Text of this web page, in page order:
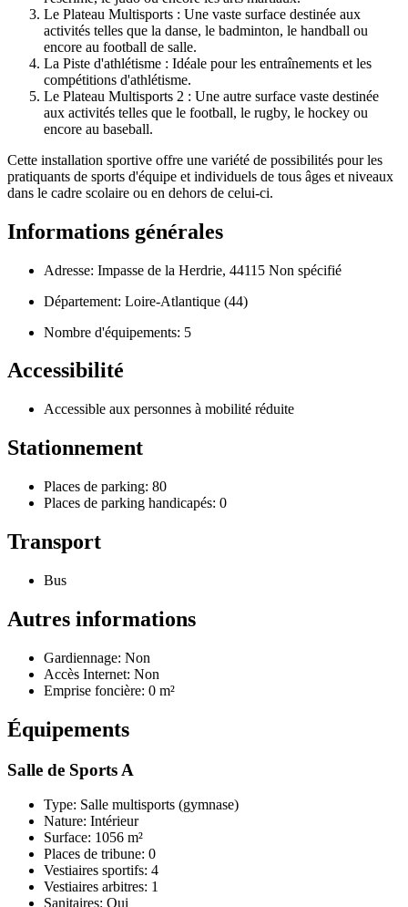
Le Plateau Multisports : Une vaste surface destinée aux
activités telles que la danse, le badminton, le handball ou
encore au football de salle.
La Piste d'athlétisme : Idéale pour les entraînements et les
compétitions d'athlétisme.
Le Plateau Multisports 2 : Une autre surface vaste destinée
aux activités telles que le football, le rugby, le hockey ou
encore au baseball.
Cette installation sportive offre une variété de possibilités pour les
pratiquants de sports d'équipe et individuels de tous âges et niveaux
dans le cadre scolaire ou en dehors de celui-ci.
Informations générales
Adresse: Impasse de la Herdrie, 44115 Non spécifié
Département: Loire-Atlantique (44)
Nombre d'équipements: 5
Accessibilité
Accessible aux personnes à mobilité réduite
Stationnement
Places de parking: 80
Places de parking handicapés: 0
Transport
Bus
Autres informations
Gardiennage: Non
Accès Internet: Non
Emprise foncière: 0 m²
Équipements
Salle de Sports A
Type: Salle multisports (gymnase)
Nature: Intérieur
Surface: 1056 m²
Places de tribune: 0
Vestiaires sportifs: 4
Vestiaires arbitres: 1
Sanitaires: Oui